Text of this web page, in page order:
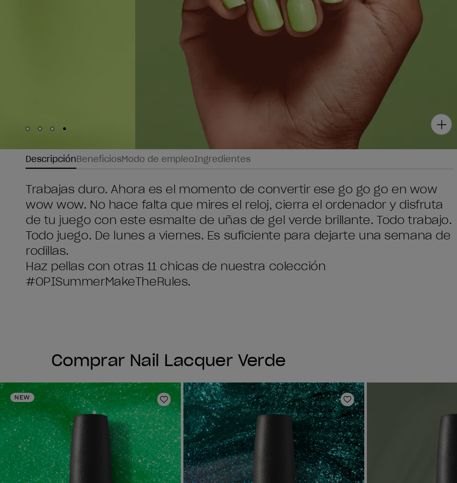
Skip to slide
Skip to slide
Skip to slide
Skip to slide
DescripciónBeneficiosModo de empleoIngredientes
Trabajas duro. Ahora es el momento de convertir ese go go go en wow
wow wow. No hace falta que mires el reloj, cierra el ordenador y disfruta
de tu juego con este esmalte de uñas de gel verde brillante. Todo trabajo.
Todo juego. De lunes a viernes. Es suficiente para dejarte una semana de
rodillas.
Haz pellas con otras 11 chicas de nuestra colección
#OPISummerMakeTheRules.
Comprar Nail Lacquer Verde
NEW
Añadir a la lista de deseos Añadir a la lista de deseos